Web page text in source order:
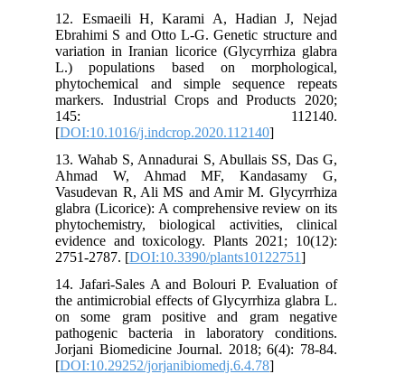
12. Esmaeili H, Karami A, Hadian J, Nejad
Ebrahimi S and Otto L-G. Genetic structure and
variation in Iranian licorice (Glycyrrhiza glabra
L.) populations based on morphological,
phytochemical and simple sequence repeats
markers. Industrial Crops and Products 2020;
145: 112140.
[DOI:10.1016/j.indcrop.2020.112140
13. Wahab S, Annadurai S, Abullais SS, Das G,
Ahmad W, Ahmad MF, Kandasamy G,
Vasudevan R, Ali MS and Amir M. Glycyrrhiza
glabra (Licorice): A comprehensive review on its
phytochemistry, biological activities, clinical
evidence and toxicology. Plants 2021; 10(12):
2751-2787. [DOI:10.3390/plants10122751
14. Jafari-Sales A and Bolouri P. Evaluation of
the antimicrobial effects of Glycyrrhiza glabra L.
on some gram positive and gram negative
pathogenic bacteria in laboratory conditions.
Jorjani Biomedicine Journal. 2018; 6(4): 78-84.
[DOI:10.29252/jorjanibiomedj.6.4.78